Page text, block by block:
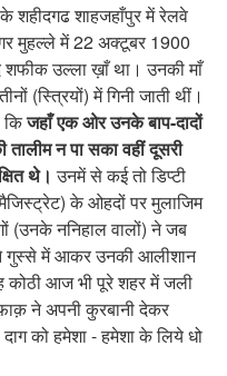
शहीदगढ शाहजहाँपुर में रेलवे
मुहल्ले में 22 अक्टूबर 1900
शफीक उल्ला ख़ाँ था। उनकी माँ
(स्त्रियों) में गिनी जाती थीं।
किजहाँ एक ओर उनके बाप-दादों
न पा सका वहीं दूसरी
थे। उनमें से कई तो डिप्टी
के ओहदों पर मुलाजिम
(उनके ननिहाल वालों) ने जब
ने गुस्से में आकर उनकी आलीशान
कोठी आज भी पूरे शहर में जली
ने अपनी कुरबानी देकर
को हमेशा - हमेशा के लिये धो